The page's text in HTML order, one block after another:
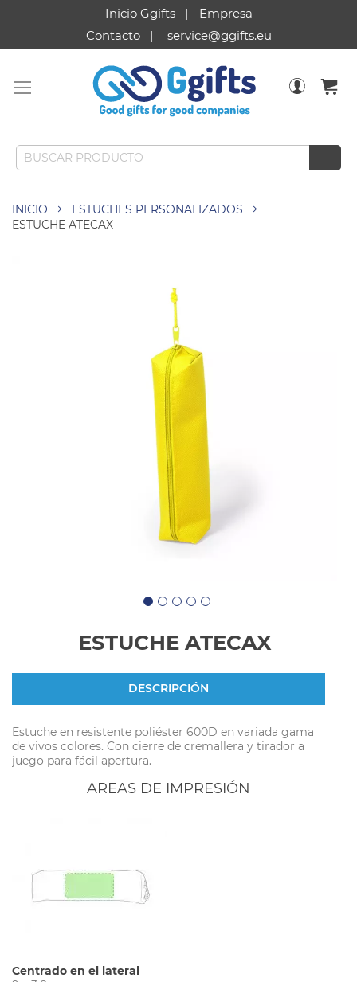
Inicio Ggifts
Empresa
Contacto
service@ggifts.eu
INICIO
ESTUCHES PERSONALIZADOS
ESTUCHE ATECAX
ESTUCHE ATECAX
DESCRIPCIÓN
Estuche en resistente poliéster 600D en variada gama
de vivos colores. Con cierre de cremallera y tirador a
juego para fácil apertura.
AREAS DE IMPRESIÓN
Centrado en el lateral